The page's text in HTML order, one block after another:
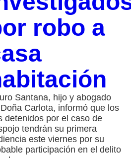
robo a
Santana, hijo y abogado
Carlota, informó que los
detenidos por el caso de
tendrán su primera
este viernes por su
participación en el delito